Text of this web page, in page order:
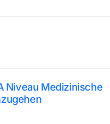
Niveau Medizinische